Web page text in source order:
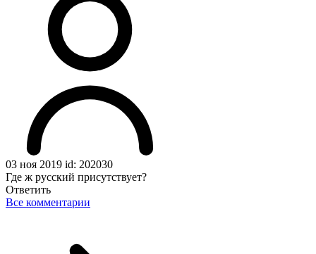
03 ноя 2019 id: 202030
Где ж русский присутствует?
Ответить
Все комментарии